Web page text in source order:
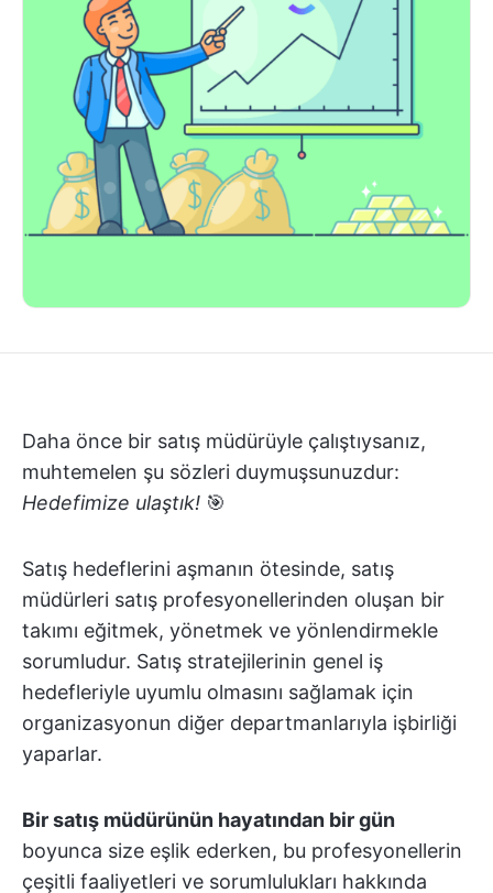
Daha önce bir satış müdürüyle çalıştıysanız,
muhtemelen şu sözleri duymuşsunuzdur:
Hedefimize ulaştık! 🎯
Satış hedeflerini aşmanın ötesinde, satış
müdürleri satış profesyonellerinden oluşan bir
takımı eğitmek, yönetmek ve yönlendirmekle
sorumludur. Satış stratejilerinin genel iş
hedefleriyle uyumlu olmasını sağlamak için
organizasyonun diğer departmanlarıyla işbirliği
yaparlar.
Bir satış müdürünün hayatından bir gün
boyunca size eşlik ederken, bu profesyonellerin
çeşitli faaliyetleri ve sorumlulukları hakkında